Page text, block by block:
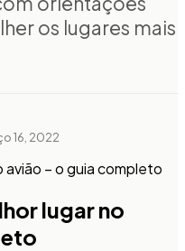
os lugares mais
16, 2022
avião – o guia completo
lugar no